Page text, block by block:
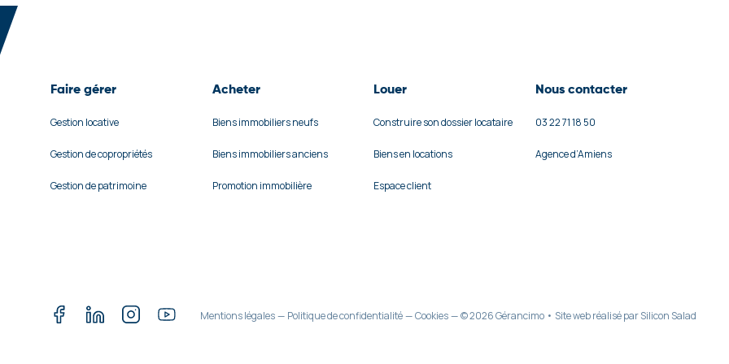
Faire gérer
Gestion locative
Gestion de copropriétés
Gestion de patrimoine
Acheter
Biens immobiliers neufs
Biens immobiliers anciens
Promotion immobilière
Louer
Construire son dossier locataire
Biens en locations
Espace client
Nous contacter
03 22 71 18 50
Agence d’Amiens
Mentions légales— Politique de confidentialité—Cookies—© 2026 Gérancimo • Site web réalisé par Silicon Salad
Options